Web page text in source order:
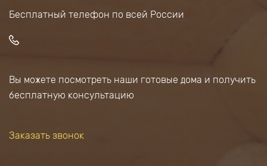
Бесплатный телефон по всей России
Вы можете посмотреть наши готовые дома и получить
бесплатную консультацию
Заказать звонок